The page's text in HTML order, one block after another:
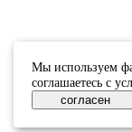
Мы используем
соглашаетесь с
согласен